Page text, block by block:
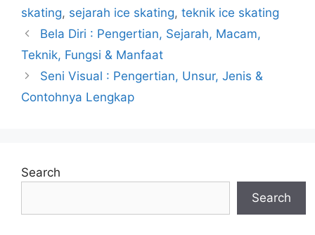
skating, sejarah ice skating, teknik ice skating
Bela Diri : Pengertian, Sejarah, Macam,
Teknik, Fungsi & Manfaat
Seni Visual : Pengertian, Unsur, Jenis &
Contohnya Lengkap
Search
Search